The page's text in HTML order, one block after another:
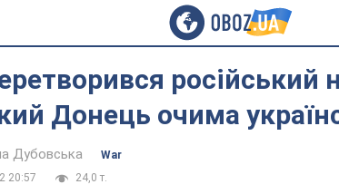
російський
Донець очима
Дубовська
War
20:57
24,0 т.